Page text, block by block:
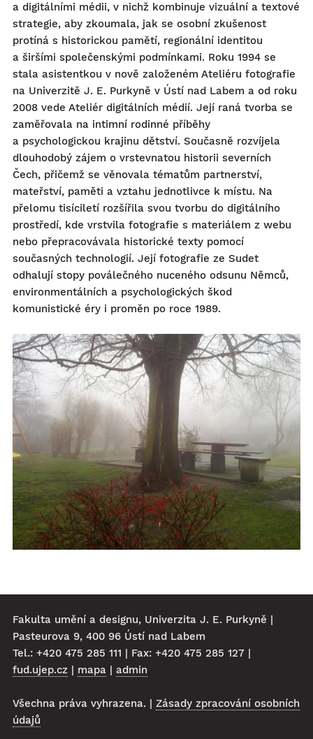
a digitálními médii, v nichž kombinuje vizuální a textové
strategie, aby zkoumala, jak se osobní zkušenost
protíná s historickou pamětí, regionální identitou
a širšími společenskými podmínkami. Roku 1994 se
stala asistentkou v nově založeném Ateliéru fotografie
na Univerzitě J. E. Purkyně v Ústí nad Labem a od roku
2008 vede Ateliér digitálních médií. Její raná tvorba se
zaměřovala na intimní rodinné příběhy
a psychologickou krajinu dětství. Současně rozvíjela
dlouhodobý zájem o vrstevnatou historii severních
Čech, přičemž se věnovala tématům partnerství,
mateřství, paměti a vztahu jednotlivce k místu. Na
přelomu tisíciletí rozšířila svou tvorbu do digitálního
prostředí, kde vrstvila fotografie s materiálem z webu
nebo přepracovávala historické texty pomocí
současných technologií. Její fotografie ze Sudet
odhalují stopy poválečného nuceného odsunu Němců,
environmentálních a psychologických škod
komunistické éry i proměn po roce 1989.
Fakulta umění a designu, Univerzita J. E. Purkyně |
Pasteurova 9, 400 96 Ústí nad Labem
Tel.: +420 475 285 111 | Fax: +420 475 285 127 |
fud.ujep.cz | mapa | admin
Všechna práva vyhrazena. | Zásady zpracování osobních
údajů